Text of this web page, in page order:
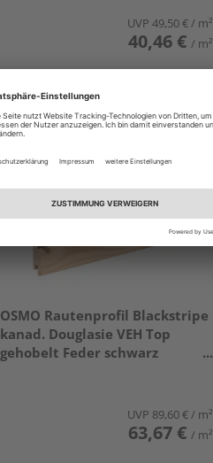
UVP 49,50 €/ m²
40,46 € / m²
OSMO Rautenprofil Blackstripe
kanad. Douglasie VEH Top
gehobelt Feder schwarz
UVP 89,60 € / m²
63,67 € / m²